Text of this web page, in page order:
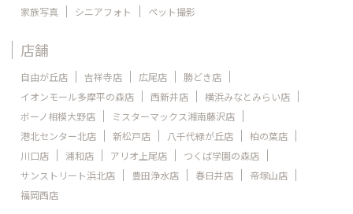
家族写真
シニアフォト ペット撮影
店舗
自由が丘店 吉祥寺店 広尾店
勝どき店
イオンモール多摩平の森店
西新井店
横浜みなとみらい店
ボーノ相模大野店
ミスターマックス湘南藤沢店
港北センター北店
新松戸店 八千代緑が丘店
柏の葉店
川口店
浦和店 アリオ上尾店
つくば学園の森店
サンストリート浜北店
豊田浄水店 春日井店
帝塚山店
福岡西店